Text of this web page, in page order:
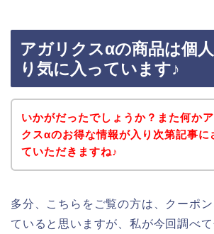
アガリクスαの商品は個
り気に入っています♪
いかがだったでしょうか？また何かア
クスαのお得な情報が入り次第記事に
ていただきますね♪
多分、こちらをご覧の方は、クーポ
ていると思いますが、私が今回調べ